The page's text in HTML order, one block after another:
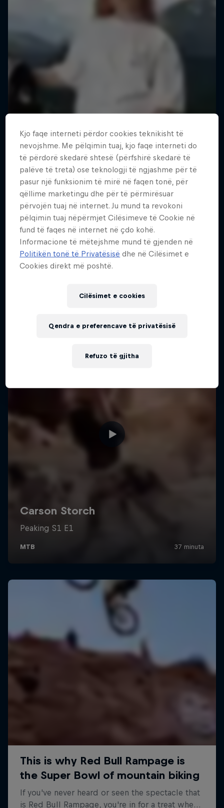
Kjo faqe interneti përdor cookies teknikisht të
nevojshme. Me pëlqimin tuaj, kjo faqe interneti do
të përdorë skedarë shtesë (përfshirë skedarë të
palëve të treta) ose teknologji të ngjashme për të
pasur një funksionim të mirë në faqen tonë, për
qëllime marketingu dhe për të përmirësuar
përvojën tuaj në internet. Ju mund ta revokoni
pëlqimin tuaj nëpërmjet Cilësimeve të Cookie në
fund të faqes në internet në çdo kohë.
Informacione të mëtejshme mund të gjenden në
Politikën tonë të Privatësisë dhe në Cilësimet e
Cookies direkt më poshtë.
Cilësimet e cookies
Refuzo të gjitha
Qendra e preferencave të privatësisë